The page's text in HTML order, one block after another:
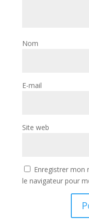
Nom
E-mail
Site web
Enregistrer mon
le navigateur pour